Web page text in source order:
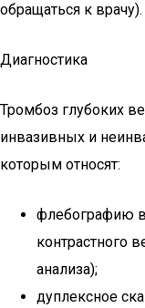
обращаться к врачу).
Диагностика
Тромбоз глубоких
инвазивных и
которым относят:
флебографию
контрастного
анализа);
дуплексное